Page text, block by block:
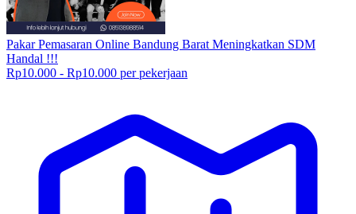
Pakar Pemasaran Online Bandung Barat Meningkatkan SDM
Handal !!!
Rp10.000 - Rp10.000 per pekerjaan